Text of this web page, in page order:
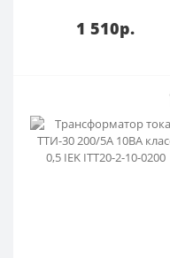
1 510р.